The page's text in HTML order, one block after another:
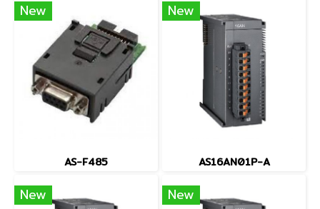
New
AS-F485
New
AS16AN01P-A
New New